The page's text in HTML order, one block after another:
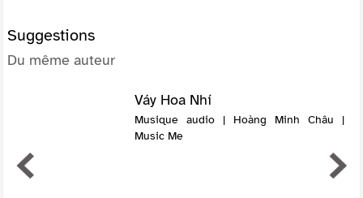
Suggestions
Du même auteur
Váy Hoa Nhí
Musique audio | Hoàng Minh Châu |
Music Me